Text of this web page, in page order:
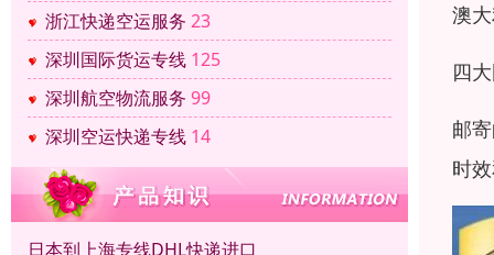
浙江快递空运服务 23
深圳国际货运专线 125
深圳航空物流服务 99
深圳空运快递专线 14
日本到上海专线DHL快递进口
澳
四
邮
时